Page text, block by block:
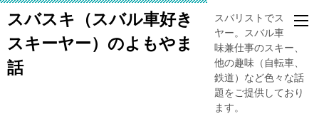
スバスキ（スバル車好き
スキーヤー）のよもやま
話
スバリストでスキー
ヤー。スバル車、趣
味兼仕事のスキー、
他の趣味（自転車、
鉄道）など色々な話
題をご提供しており
ます。